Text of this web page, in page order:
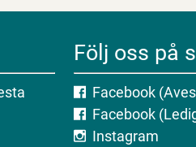
Följ oss på
Facebook
Facebook
Instagram